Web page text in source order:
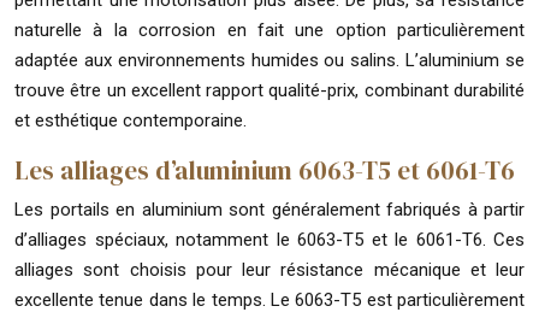
naturelle à la corrosion en fait une option particulièrement
adaptée aux environnements humides ou salins. L’aluminium se
trouve être un excellent rapport qualité-prix, combinant durabilité
et esthétique contemporaine.
Les alliages d’aluminium 6063-T5 et 6061-T6
Les portails en aluminium sont généralement fabriqués à partir
d’alliages spéciaux, notamment le 6063-T5 et le 6061-T6. Ces
alliages sont choisis pour leur résistance mécanique et leur
excellente tenue dans le temps. Le 6063-T5 est particulièrement